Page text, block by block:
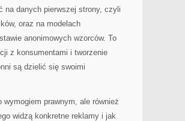
na danych pierwszej strony, czyli
oraz na modelach
anonimowych wzorców. To
z konsumentami i tworzenie
są dzielić się swoimi
prawnym, ale również
widzą konkretne reklamy i jak